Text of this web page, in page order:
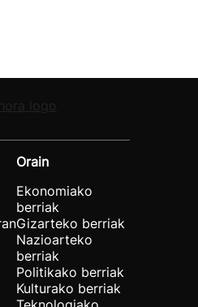
Orain
Ekonomiako
berriak
Gizarteko berriak
Nazioarteko
berriak
Politikako berriak
Kulturako berriak